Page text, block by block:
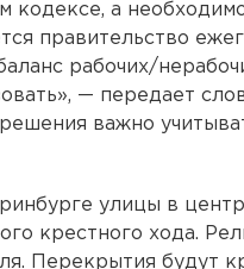
кодексе, а
правительство
рабочих/
— передает
важно
улицы в
крестного хода.
Перекрытия будут